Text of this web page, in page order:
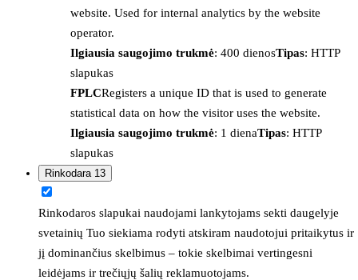
website. Used for internal analytics by the website
operator.
Ilgiausia saugojimo trukmė: 400 dienosTipas: HTTP
slapukas
FPLCRegisters a unique ID that is used to generate
statistical data on how the visitor uses the website.
Ilgiausia saugojimo trukmė: 1 dienaTipas: HTTP
slapukas
Rinkodara 13
Rinkodaros slapukai naudojami lankytojams sekti daugelyje
svetainių Tuo siekiama rodyti atskiram naudotojui pritaikytus ir
jį dominančius skelbimus – tokie skelbimai vertingesni
leidėjams ir trečiųjų šalių reklamuotojams.